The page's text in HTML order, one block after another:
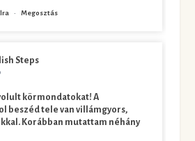
· Megosztás
Steps
körmondatokat! A
beszéd tele van villámgyors,
Korábban mutattam néhány